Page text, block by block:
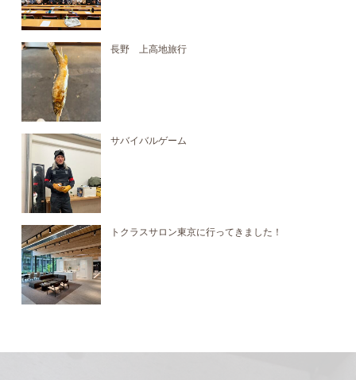
長野 上高地旅行
サバイバルゲーム
トクラスサロン東京に行ってきました！